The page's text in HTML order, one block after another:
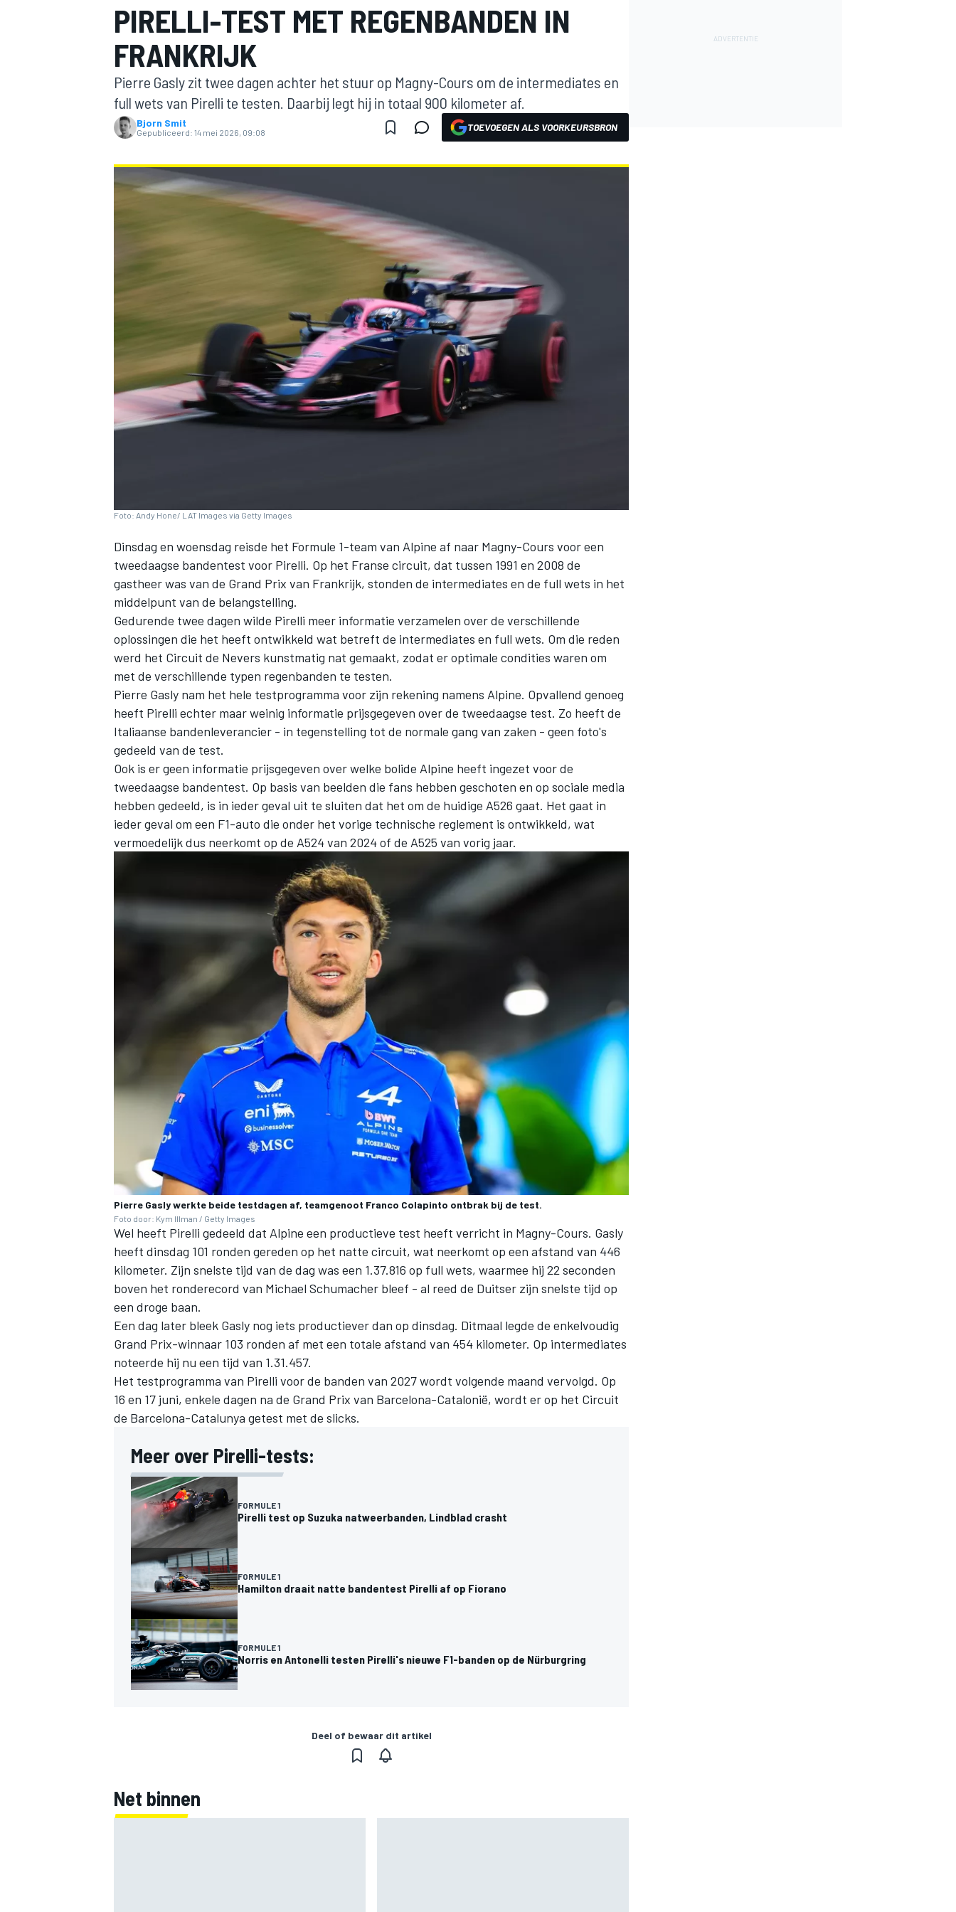
INDYCAR
WEC DTM
PIRELLI-TEST MET REGENBANDEN IN
FRANKRIJK
Pierre Gasly zit twee dagen achter het stuur op Magny-Cours om de intermediates en
full wets van Pirelli te testen. Daarbij legt hij in totaal 900 kilometer af.
Bjorn Smit
Gepubliceerd: 14 mei 2026, 09:08 TOEVOEGEN ALS VOORKEURSBRON
Foto: Andy Hone/ LAT Images via Getty Images
Dinsdag en woensdag reisde het Formule 1-team van Alpine af naar Magny-Cours voor een
tweedaagse bandentest voor Pirelli. Op het Franse circuit, dat tussen 1991 en 2008 de
gastheer was van de Grand Prix van Frankrijk, stonden de intermediates en de full wets in het
middelpunt van de belangstelling.
Gedurende twee dagen wilde Pirelli meer informatie verzamelen over de verschillende
oplossingen die het heeft ontwikkeld wat betreft de intermediates en full wets. Om die reden
werd het Circuit de Nevers kunstmatig nat gemaakt, zodat er optimale condities waren om
met de verschillende typen regenbanden te testen.
Pierre Gasly nam het hele testprogramma voor zijn rekening namens Alpine. Opvallend genoeg
heeft Pirelli echter maar weinig informatie prijsgegeven over de tweedaagse test. Zo heeft de
Italiaanse bandenleverancier - in tegenstelling tot de normale gang van zaken - geen foto's
gedeeld van de test.
Ook is er geen informatie prijsgegeven over welke bolide Alpine heeft ingezet voor de
tweedaagse bandentest. Op basis van beelden die fans hebben geschoten en op sociale media
hebben gedeeld, is in ieder geval uit te sluiten dat het om de huidige A526 gaat. Het gaat in
ieder geval om een F1-auto die onder het vorige technische reglement is ontwikkeld, wat
vermoedelijk dus neerkomt op de A524 van 2024 of de A525 van vorig jaar.
Pierre Gasly werkte beide testdagen af, teamgenoot Franco Colapinto ontbrak bij de test.
Foto door: Kym Illman / Getty Images
Wel heeft Pirelli gedeeld dat Alpine een productieve test heeft verricht in Magny-Cours. Gasly
heeft dinsdag 101 ronden gereden op het natte circuit, wat neerkomt op een afstand van 446
kilometer. Zijn snelste tijd van de dag was een 1.37.816 op full wets, waarmee hij 22 seconden
boven het ronderecord van Michael Schumacher bleef - al reed de Duitser zijn snelste tijd op
een droge baan.
Een dag later bleek Gasly nog iets productiever dan op dinsdag. Ditmaal legde de enkelvoudig
Grand Prix-winnaar 103 ronden af met een totale afstand van 454 kilometer. Op intermediates
noteerde hij nu een tijd van 1.31.457.
Het testprogramma van Pirelli voor de banden van 2027 wordt volgende maand vervolgd. Op
16 en 17 juni, enkele dagen na de Grand Prix van Barcelona-Catalonië, wordt er op het Circuit
de Barcelona-Catalunya getest met de slicks.
Meer over Pirelli-tests:
FORMULE 1
Pirelli test op Suzuka natweerbanden, Lindblad crasht
FORMULE 1
Hamilton draait natte bandentest Pirelli af op Fiorano
FORMULE 1
Norris en Antonelli testen Pirelli's nieuwe F1-banden op de Nürburgring
Deel of bewaar dit artikel
Net binnen